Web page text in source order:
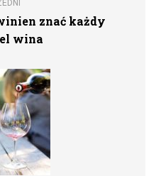
znać każdy
wina